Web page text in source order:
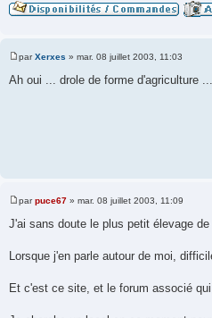
M
s
parXerxes » mar. 08 juillet 2003, 11:03
Ah oui ... drole de forme d'agriculture
M
e
s
g
parpuce67 » mar. 08 juillet 2003, 11:09
J'ai sans doute le plus petit élevage
Lorsque j'en parle autour de moi,
Et c'est ce site, et le forum associé